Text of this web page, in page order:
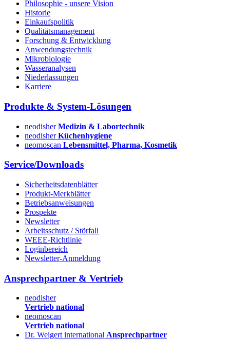
Philosophie - unsere Vision
Historie
Einkaufspolitik
Qualitätsmanagement
Forschung & Entwicklung
Anwendungstechnik
Mikrobiologie
Wasseranalysen
Niederlassungen
Karriere
Produkte & System-Lösungen
neodisherMedizin & Labortechnik
neodisherKüchenhygiene
neomoscan Lebensmittel, Pharma, Kosmetik
Service/Downloads
Sicherheitsdatenblätter
Produkt-Merkblätter
Betriebsanweisungen
Prospekte
Newsletter
Arbeitsschutz / Störfall
WEEE-Richtlinie
Loginbereich
Newsletter-Anmeldung
Ansprechpartner & Vertrieb
neodisher
Vertrieb national
neomoscan
Vertrieb national
Dr. Weigert international Ansprechpartner